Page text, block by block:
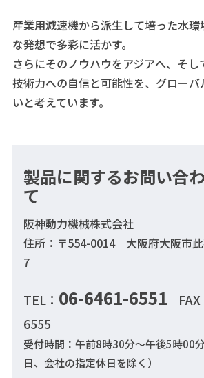
産業用減速機から派生して培った水
な発想で多彩に活かす。
さらにそのノウハウをアジアへ、そし
技術力への自信と可能性を、グロー
いと考えています。
製品に関するお問い合
て
阪神動力機械株式会社
住所：〒554-0014 大阪府大阪市
7
TEL： 06-6461-6551
6555
受付時間：午前8時30分～午後5時00
日、会社の指定休日を除く）